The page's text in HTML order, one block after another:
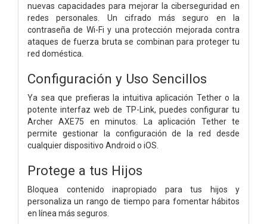
nuevas capacidades para mejorar la ciberseguridad en
redes personales. Un cifrado más seguro en la
contraseña de Wi-Fi y una protección mejorada contra
ataques de fuerza bruta se combinan para proteger tu
red doméstica.
Configuración y Uso Sencillos
Ya sea que prefieras la intuitiva aplicación Tether o la
potente interfaz web de TP-Link, puedes configurar tu
Archer AXE75 en minutos. La aplicación Tether te
permite gestionar la configuración de la red desde
cualquier dispositivo Android o iOS.
Protege a tus Hijos
Bloquea contenido inapropiado para tus hijos y
personaliza un rango de tiempo para fomentar hábitos
en línea más seguros.